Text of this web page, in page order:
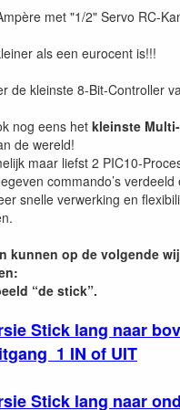
met "1/2" Servo RC-
als een eurocent is!!!
de kleinste 8-Bit-Controller
nog eens het kleinste Multi-
de wereld!
maar liefst 2 PIC10-
commando’s verdeeld
snelle verwerking en
kunnen op de volgende
“de stick”.
Stick lang naar
1 IN of UIT
Stick lang naar